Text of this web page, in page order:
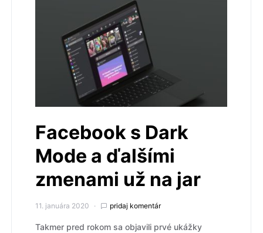
Facebook s Dark
Mode a ďalšími
zmenami už na jar
11. januára 2020 pridaj komentár
Takmer pred rokom sa objavili prvé ukážky